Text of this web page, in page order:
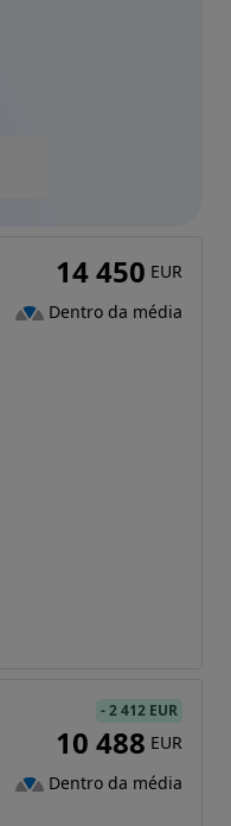
14 450 EUR
Dentro da média
-2 412 EUR
10 488 EUR
Dentro da média